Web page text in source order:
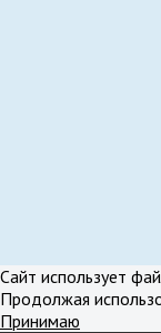
Сайт использует
Продолжая
Принимаю